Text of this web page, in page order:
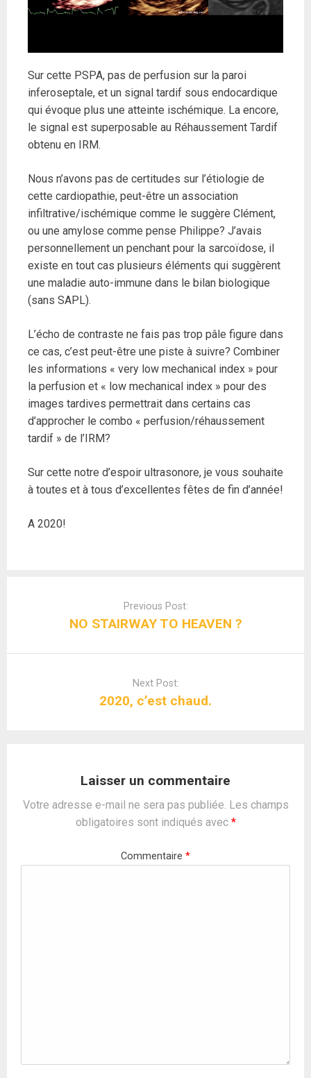
Sur cette PSPA, pas de perfusion sur la paroi
inferoseptale, et un signal tardif sous endocardique
qui évoque plus une atteinte ischémique. La encore,
le signal est superposable au Réhaussement Tardif
obtenu en IRM.
Nous n’avons pas de certitudes sur l’étiologie de
cette cardiopathie, peut-être un association
infiltrative/ischémique comme le suggère Clément,
ou une amylose comme pense Philippe? J’avais
personnellement un penchant pour la sarcoïdose, il
existe en tout cas plusieurs éléments qui suggèrent
une maladie auto-immune dans le bilan biologique
(sans SAPL).
L’écho de contraste ne fais pas trop pâle figure dans
ce cas, c’est peut-être une piste à suivre? Combiner
les informations « very low mechanical index » pour
la perfusion et « low mechanical index » pour des
images tardives permettrait dans certains cas
d’approcher le combo « perfusion/réhaussement
tardif » de l’IRM?
Sur cette notre d’espoir ultrasonore, je vous souhaite
à toutes et à tous d’excellentes fêtes de fin d’année!
A 2020!
Previous Post:
NO STAIRWAY TO HEAVEN ?
Next Post:
2020, c’est chaud.
Laisser un commentaire
Votre adresse e-mail ne sera pas publiée. Les champs
obligatoires sont indiqués avec *
Commentaire *